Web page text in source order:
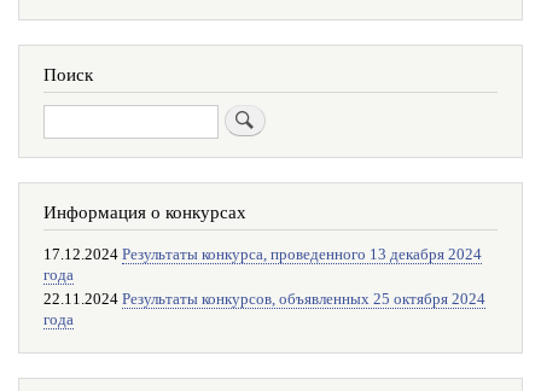
Поиск
Поиск
Информация о конкурсах
17.12.2024 Результаты конкурса, проведенного 13 декабря 2024
года
22.11.2024 Результаты конкурсов, объявленных 25 октября 2024
года